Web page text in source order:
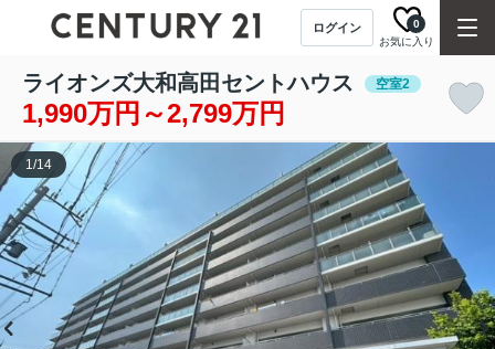
ログイン
お気に入り
0
ライオンズ大和高田セントハウス 空室2
1,990万円～2,799万円
1/14